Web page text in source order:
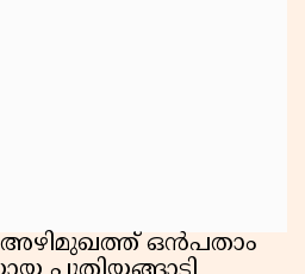
അഴിമുഖത്ത് ഒൻപതാം